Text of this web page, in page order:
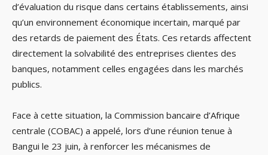
d’évaluation du risque dans certains établissements, ainsi
qu’un environnement économique incertain, marqué par
des retards de paiement des États. Ces retards affectent
directement la solvabilité des entreprises clientes des
banques, notamment celles engagées dans les marchés
publics.
Face à cette situation, la Commission bancaire d’Afrique
centrale (COBAC) a appelé, lors d’une réunion tenue à
Bangui le 23 juin, à renforcer les mécanismes de